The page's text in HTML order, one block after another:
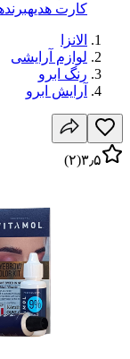
کارت هدیه
الانزا
لوازم آرایشی
رنگ ابرو
آرایش ابرو
۳٫۵(۲)